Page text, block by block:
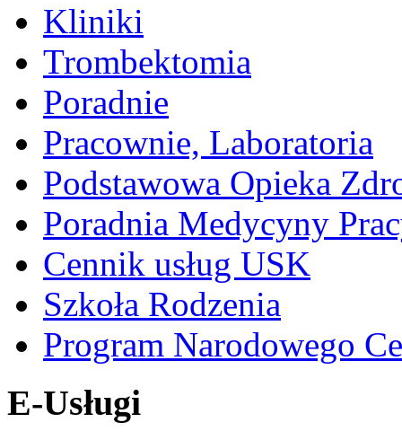
Kliniki
Trombektomia
Poradnie
Pracownie, Laboratoria
Podstawowa Opieka
Poradnia Medycyny
Cennik usług USK
Szkoła Rodzenia
Program Narodowego
E-Usługi